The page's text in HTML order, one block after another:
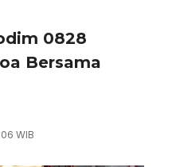
0828
Bersama
WIB